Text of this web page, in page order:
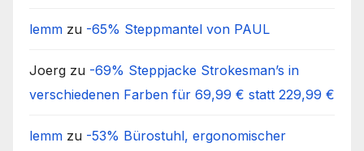
lemm zu -65% Steppmantel von PAUL
Joerg zu -69% Steppjacke Strokesman’s in
verschiedenen Farben für 69,99 € statt 229,99 €
lemm zu -53% Bürostuhl, ergonomischer